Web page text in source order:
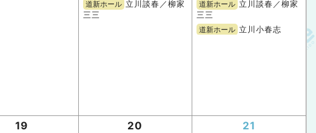
道新ホール 立川談春／柳家
三三
道新ホール 立川談春／柳家
三三
道新ホール 立川小春志
19 20 21